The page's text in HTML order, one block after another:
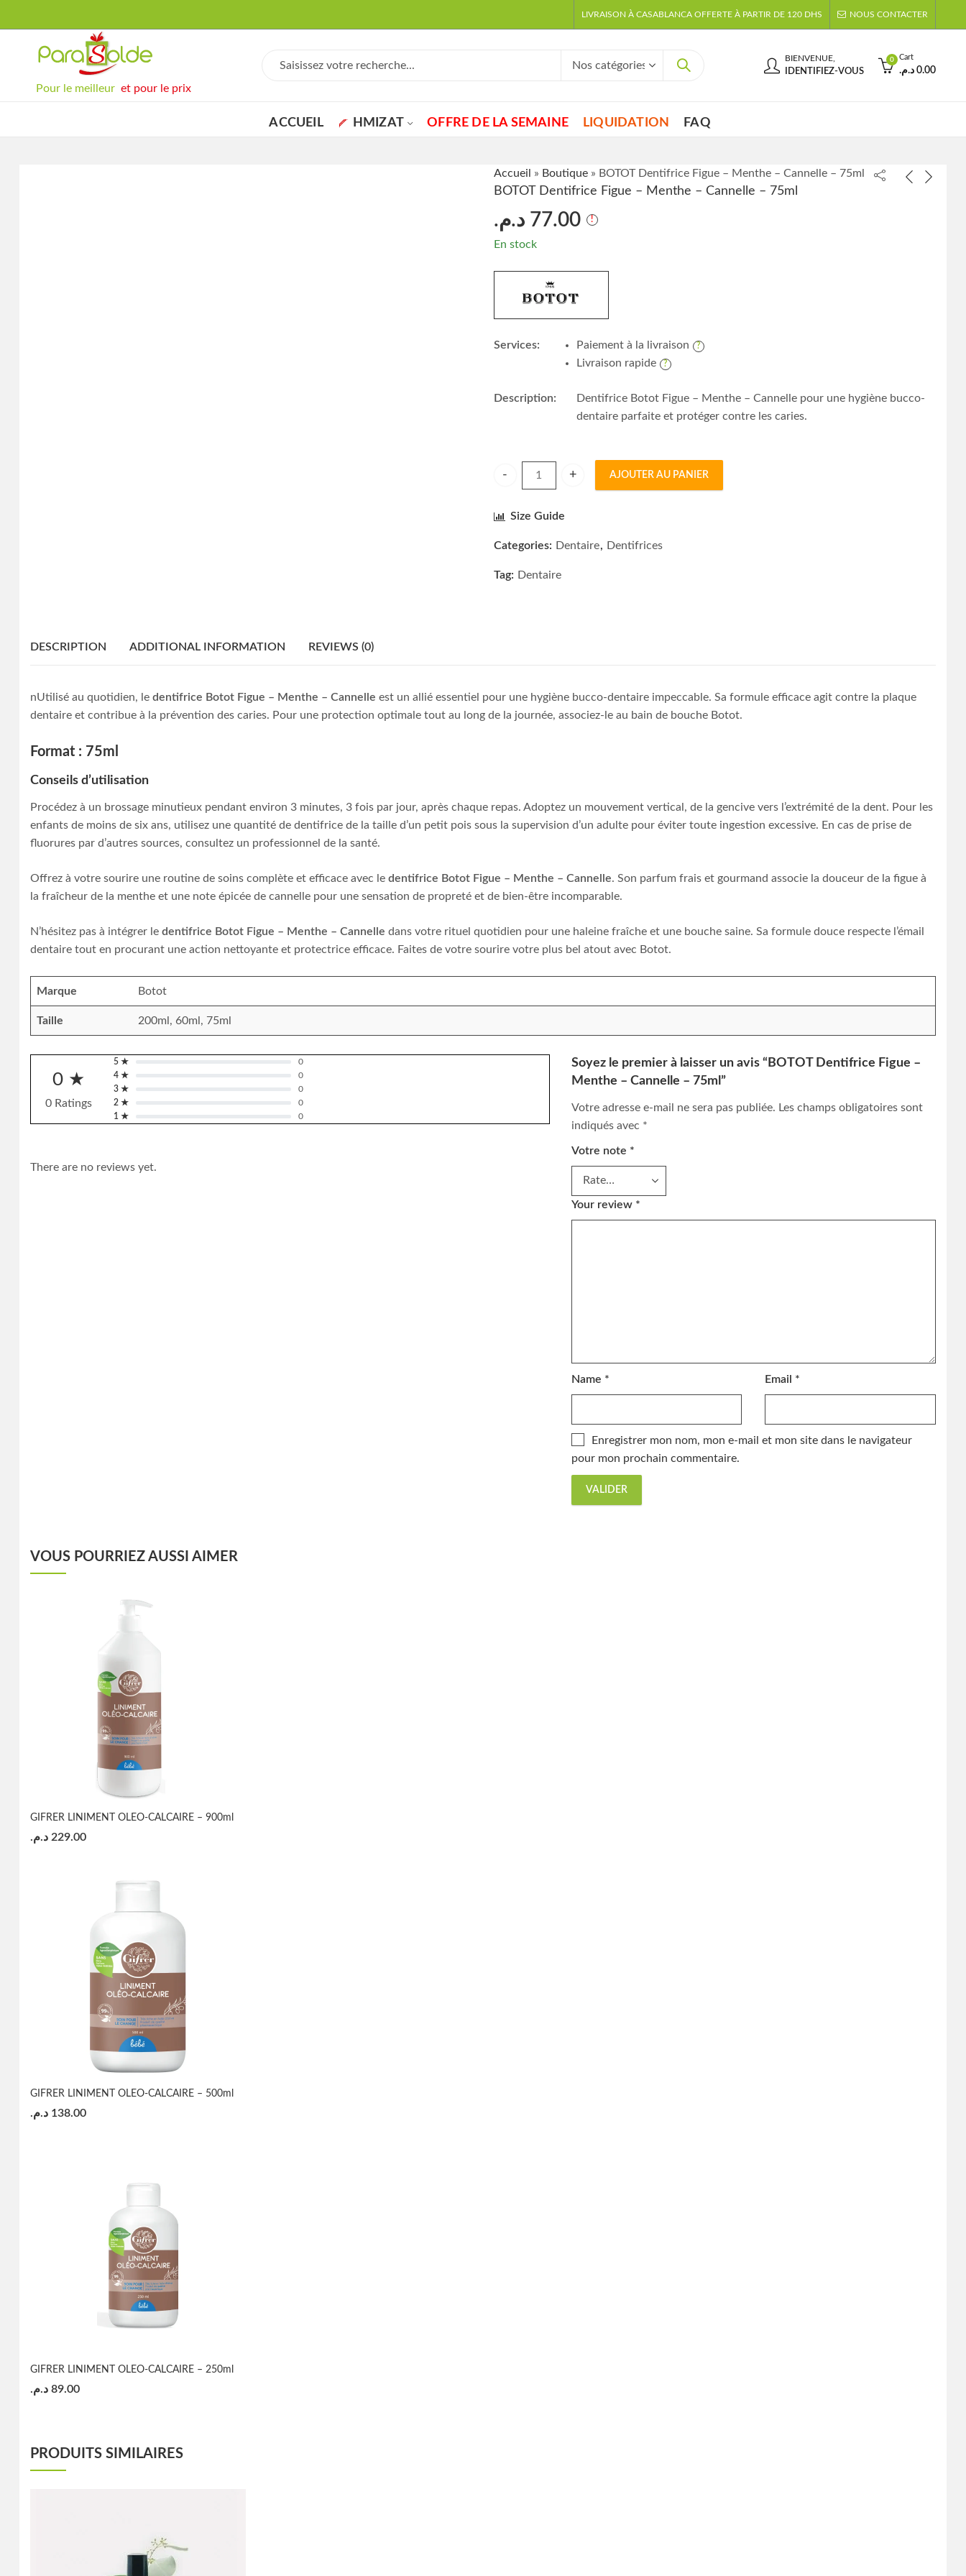
LIVRAISON À CASABLANCA OFFERTE À PARTIR DE 120 DHS NOUS CONTACTER
Pour le meilleur et pour le prix
BIENVENUE,
IDENTIFIEZ-VOUS
0 Cart
0.00 د.م.
ACCUEIL HMIZAT OFFRE DE LA SEMAINE LIQUIDATION FAQ
Accueil » Boutique» BOTOT Dentifrice Figue – Menthe – Cannelle – 75ml
BOTOT Dentifrice Figue – Menthe – Cannelle – 75ml
77.00 د.م.
En stock
Services:
Paiement à la livraison
Livraison rapide
Description:
Dentifrice Botot Figue – Menthe – Cannelle pour une hygiène bucco-
dentaire parfaite et protéger contre les caries.
AJOUTER AU PANIER
Size Guide
Categories: Dentaire, Dentifrices
Tag: Dentaire
DESCRIPTION ADDITIONAL INFORMATION REVIEWS (0)
nUtilisé au quotidien, le dentifrice Botot Figue – Menthe – Cannelle est un allié essentiel pour une hygiène bucco-dentaire impeccable. Sa formule efficace agit contre la plaque
dentaire et contribue à la prévention des caries. Pour une protection optimale tout au long de la journée, associez-le au bain de bouche Botot.
Format : 75ml
Conseils d’utilisation
Procédez à un brossage minutieux pendant environ 3 minutes, 3 fois par jour, après chaque repas. Adoptez un mouvement vertical, de la gencive vers l’extrémité de la dent. Pour les
enfants de moins de six ans, utilisez une quantité de dentifrice de la taille d’un petit pois sous la supervision d’un adulte pour éviter toute ingestion excessive. En cas de prise de
fluorures par d’autres sources, consultez un professionnel de la santé.
Offrez à votre sourire une routine de soins complète et efficace avec le dentifrice Botot Figue – Menthe – Cannelle. Son parfum frais et gourmand associe la douceur de la figue à
la fraîcheur de la menthe et une note épicée de cannelle pour une sensation de propreté et de bien-être incomparable.
N’hésitez pas à intégrer le dentifrice Botot Figue – Menthe – Cannelle dans votre rituel quotidien pour une haleine fraîche et une bouche saine. Sa formule douce respecte l’émail
dentaire tout en procurant une action nettoyante et protectrice efficace. Faites de votre sourire votre plus bel atout avec Botot.
Marque Botot
Taille 200ml, 60ml, 75ml
0 ★
0 Ratings
5 ★
0
4 ★
0
3 ★
0
2 ★
0
1 ★
0
There are no reviews yet.
Soyez le premier à laisser un avis “BOTOT Dentifrice Figue –
Menthe – Cannelle – 75ml”
Votre adresse e-mail ne sera pas publiée. Les champs obligatoires sont
indiqués avec *
Votre note *
Your review *
Name * Email *
Enregistrer mon nom, mon e-mail et mon site dans le navigateur
pour mon prochain commentaire.
VOUS POURRIEZ AUSSI AIMER
GIFRER LINIMENT OLEO-CALCAIRE – 900ml
229.00 د.م.
GIFRER LINIMENT OLEO-CALCAIRE – 500ml
138.00 د.م.
GIFRER LINIMENT OLEO-CALCAIRE – 250ml
89.00 د.م.
PRODUITS SIMILAIRES